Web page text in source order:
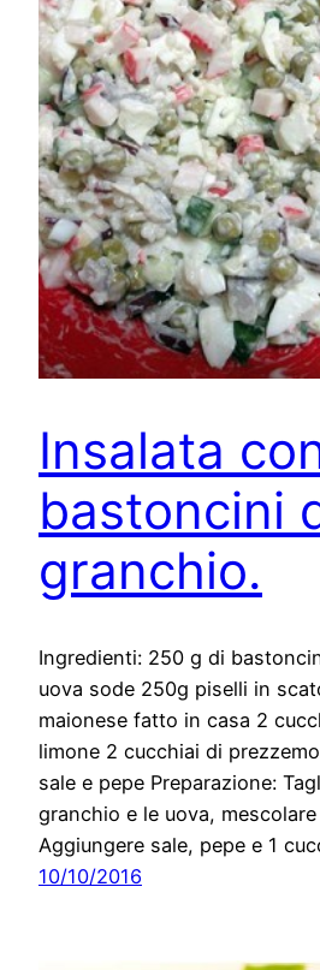
Insalata
bastoncini
granchio.
Ingredienti: 250 g di
uova sode 250g piselli in
maionese fatto in casa 2
limone 2 cucchiai di
sale e pepe Preparazione:
granchio e le uova,
Aggiungere sale, pepe e 1
10/10/2016